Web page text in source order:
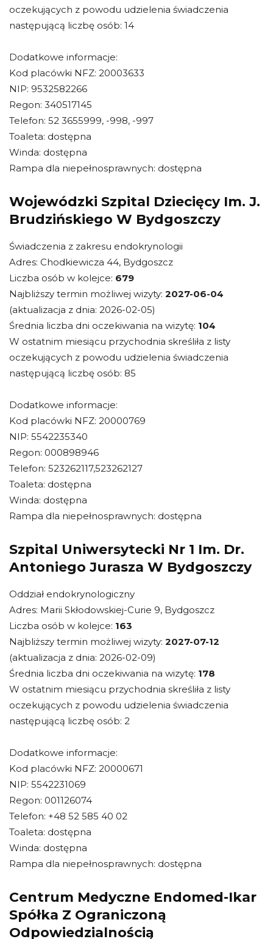
oczekujących z powodu udzielenia świadczenia
następującą liczbę osób: 14
Dodatkowe informacje:
Kod placówki NFZ: 20003633
NIP: 9532582266
Regon: 340517145
Telefon: 52 3655999, -998, -997
Toaleta: dostępna
Winda: dostępna
Rampa dla niepełnosprawnych: dostępna
Wojewódzki Szpital Dziecięcy Im. J.
Brudzińskiego W Bydgoszczy
Świadczenia z zakresu endokrynologii
Adres: Chodkiewicza 44, Bydgoszcz
Liczba osób w kolejce: 679
Najbliższy termin możliwej wizyty: 2027-06-04
(aktualizacja z dnia: 2026-02-05)
Średnia liczba dni oczekiwania na wizytę: 104
W ostatnim miesiącu przychodnia skreśliła z listy
oczekujących z powodu udzielenia świadczenia
następującą liczbę osób: 85
Dodatkowe informacje:
Kod placówki NFZ: 20000769
NIP: 5542235340
Regon: 000898946
Telefon: 523262117,523262127
Toaleta: dostępna
Winda: dostępna
Rampa dla niepełnosprawnych: dostępna
Szpital Uniwersytecki Nr 1 Im. Dr.
Antoniego Jurasza W Bydgoszczy
Oddział endokrynologiczny
Adres: Marii Skłodowskiej-Curie 9, Bydgoszcz
Liczba osób w kolejce: 163
Najbliższy termin możliwej wizyty: 2027-07-12
(aktualizacja z dnia: 2026-02-09)
Średnia liczba dni oczekiwania na wizytę: 178
W ostatnim miesiącu przychodnia skreśliła z listy
oczekujących z powodu udzielenia świadczenia
następującą liczbę osób: 2
Dodatkowe informacje:
Kod placówki NFZ: 20000671
NIP: 5542231069
Regon: 001126074
Telefon: +48 52 585 40 02
Toaleta: dostępna
Winda: dostępna
Rampa dla niepełnosprawnych: dostępna
Centrum Medyczne Endomed-Ikar
Spółka Z Ograniczoną
Odpowiedzialnością